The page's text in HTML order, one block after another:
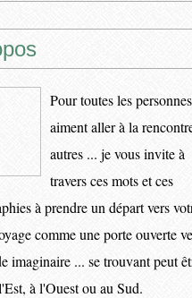
Pour toutes les
aiment aller à la
autres ... je vous invite à
travers ces mots et ces
à prendre un départ vers
comme une porte ouverte
imaginaire ... se trouvant peut
à l'Ouest ou au Sud.